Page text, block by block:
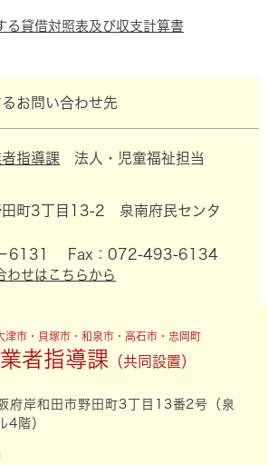
る貸借対照表及び収支計算書
お問い合わせ先
指導課 法人・児童福祉担当
田町3丁目13-2 泉南府民センタ
6131
Fax：072-493-6134
わせはこちらから
津市・貝塚市・和泉市・高石市・忠岡町
者指導課
岸和田市野田町3丁目13番2号（泉
4階）